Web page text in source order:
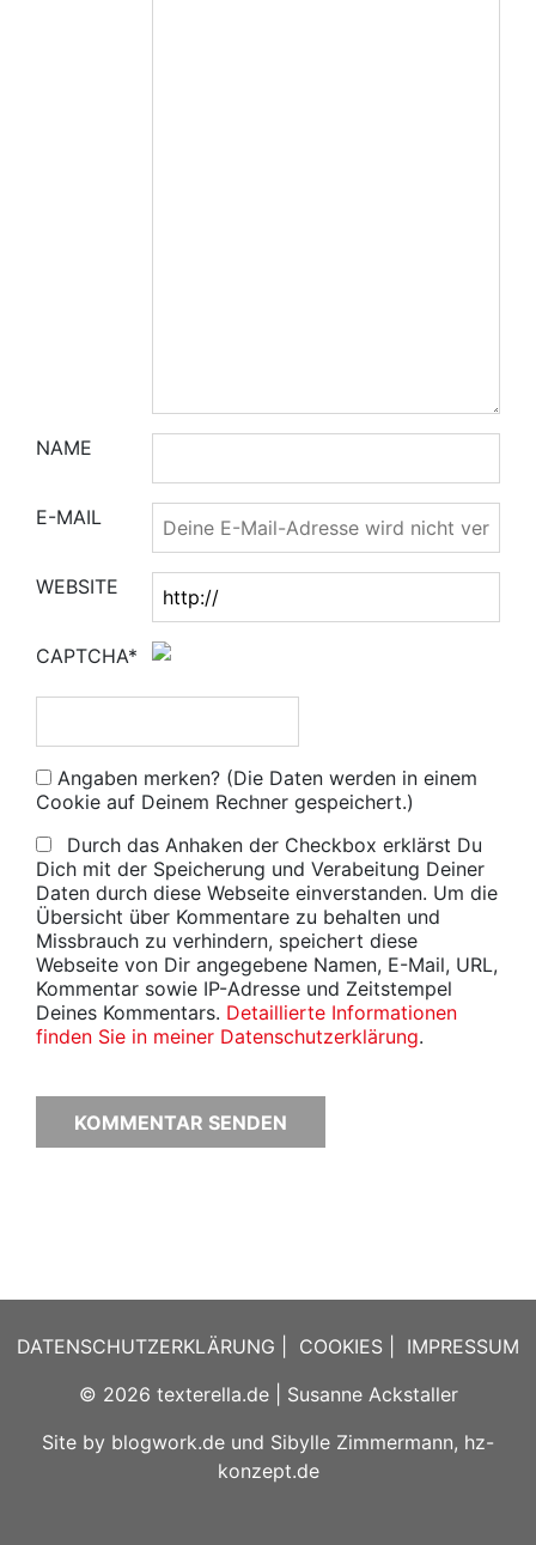
NAME
E-MAIL
WEBSITE
CAPTCHA*
Angaben merken? (Die Daten werden in einem
Cookie auf Deinem Rechner gespeichert.)
Durch das Anhaken der Checkbox erklärst Du
Dich mit der Speicherung und Verabeitung Deiner
Daten durch diese Webseite einverstanden. Um die
Übersicht über Kommentare zu behalten und
Missbrauch zu verhindern, speichert diese
Webseite von Dir angegebene Namen, E-Mail, URL,
Kommentar sowie IP-Adresse und Zeitstempel
Deines Kommentars. Detaillierte Informationen
finden Sie in meiner Datenschutzerklärung.
DATENSCHUTZERKLÄRUNG COOKIES
IMPRESSUM
© 2026 texterella.de| Susanne Ackstaller
Site by blogwork.de und Sibylle Zimmermann, hz-
konzept.de